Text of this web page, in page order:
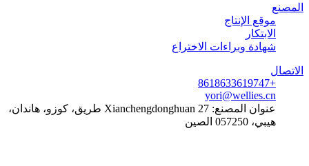
المصنع
موقع الإنتاج
الابتكار
شهادة وبراءات الاختراع
الاتصال
+8618633619747
yori@wellies.cn
عنوان المصنع:
27 Xianchengdonghuan طريق، كوزو، هاندان،
هيبي، 057250 الصين